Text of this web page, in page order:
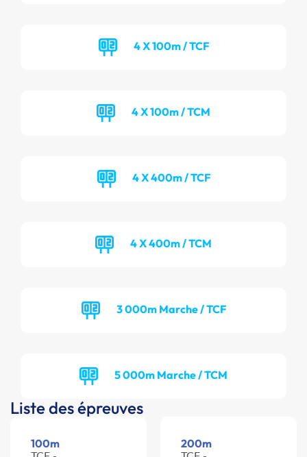
4 X 100m / TCF
4 X 100m / TCM
4 X 400m / TCF
4 X 400m / TCM
3 000m Marche / TCF
5 000m Marche / TCM
Liste des épreuves
100m 200m